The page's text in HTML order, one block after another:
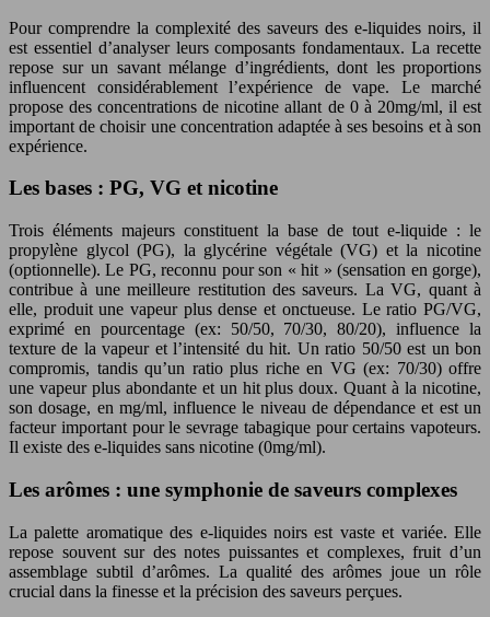
Pour comprendre la complexité des saveurs des e-liquides noirs, il
est essentiel d’analyser leurs composants fondamentaux. La recette
repose sur un savant mélange d’ingrédients, dont les proportions
influencent considérablement l’expérience de vape. Le marché
propose des concentrations de nicotine allant de 0 à 20mg/ml, il est
important de choisir une concentration adaptée à ses besoins et à son
expérience.
Les bases : PG, VG et nicotine
Trois éléments majeurs constituent la base de tout e-liquide : le
propylène glycol (PG), la glycérine végétale (VG) et la nicotine
(optionnelle). Le PG, reconnu pour son « hit » (sensation en gorge),
contribue à une meilleure restitution des saveurs. La VG, quant à
elle, produit une vapeur plus dense et onctueuse. Le ratio PG/VG,
exprimé en pourcentage (ex: 50/50, 70/30, 80/20), influence la
texture de la vapeur et l’intensité du hit. Un ratio 50/50 est un bon
compromis, tandis qu’un ratio plus riche en VG (ex: 70/30) offre
une vapeur plus abondante et un hit plus doux. Quant à la nicotine,
son dosage, en mg/ml, influence le niveau de dépendance et est un
facteur important pour le sevrage tabagique pour certains vapoteurs.
Il existe des e-liquides sans nicotine (0mg/ml).
Les arômes : une symphonie de saveurs complexes
La palette aromatique des e-liquides noirs est vaste et variée. Elle
repose souvent sur des notes puissantes et complexes, fruit d’un
assemblage subtil d’arômes. La qualité des arômes joue un rôle
crucial dans la finesse et la précision des saveurs perçues.